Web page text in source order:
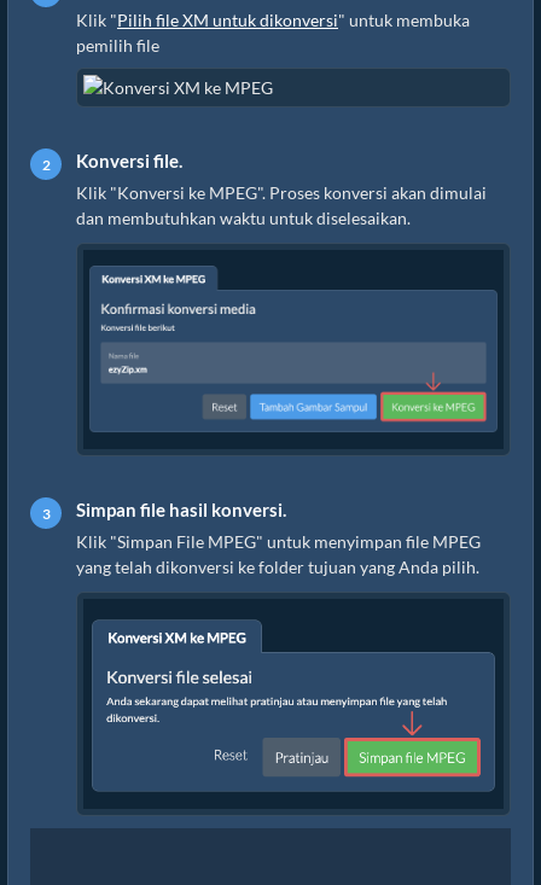
Klik "Pilih file XM untuk dikonversi" untuk membuka
pemilih file
Konversi file.
Klik "Konversi ke MPEG". Proses konversi akan dimulai
dan membutuhkan waktu untuk diselesaikan.
Simpan file hasil konversi.
Klik "Simpan File MPEG" untuk menyimpan file MPEG
yang telah dikonversi ke folder tujuan yang Anda pilih.